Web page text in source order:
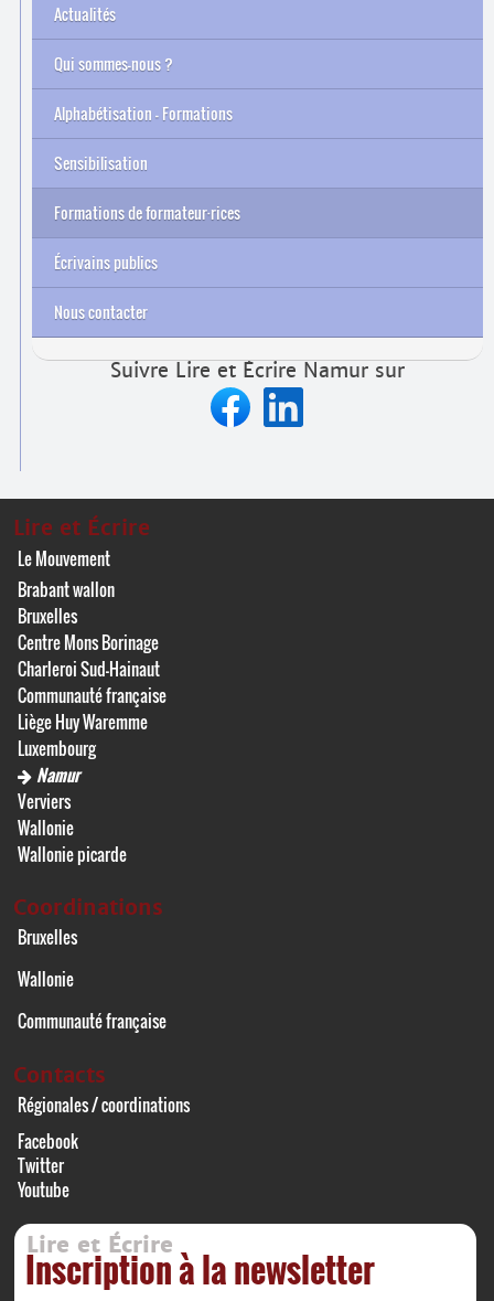
Actualités
Qui sommes-nous ?
Alphabétisation – Formations
Sensibilisation
Formations de formateur·rices
Archives
Écrivains publics
Nous contacter
Suivre Lire et Écrire Namur sur
Lire et Écrire
Le Mouvement
Brabant wallon
Bruxelles
Centre Mons Borinage
Charleroi Sud-Hainaut
Communauté française
Liège Huy Waremme
Luxembourg
Namur
Verviers
Wallonie
Wallonie picarde
Coordinations
Bruxelles
Wallonie
Communauté française
Contacts
Régionales / coordinations
Facebook
Twitter
Youtube
Lire et Écrire
Inscription à la newsletter